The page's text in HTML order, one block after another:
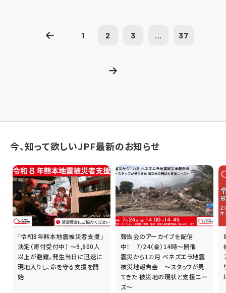
1 2 3 ... 37
今、知って欲しいJPF最新のお知らせ
「令和8年熊本地震被災者支援」
決定（寄付受付中） ～9,800人
以上が避難。発生当日に迅速に
現地入りし、命を守る支援を開
始
報告会のアーカイブを配信
中！ 7/24（金）14時～開催
震災から1カ月 ベネズエラ地震
被災地報告会 ～スタッフが見
てきた 被災地の現状と支援ニー
ズ～